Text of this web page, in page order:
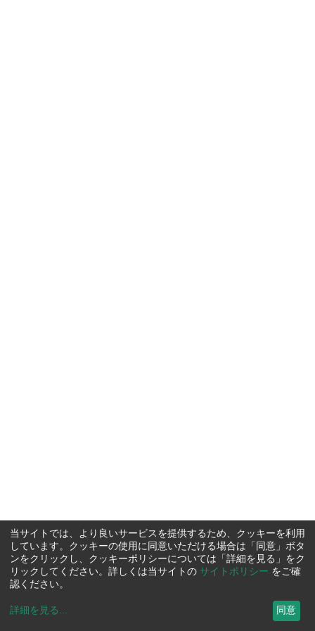
当サイトでは、より良いサービスを提供するため、クッキーを利用
しています。クッキーの使用に同意いただける場合は「同意」ボタ
ンをクリックし、クッキーポリシーについては「詳細を見る」をク
リックしてください。詳しくは当サイトの サイトポリシー をご確
認ください。
詳細を見る ... 同意